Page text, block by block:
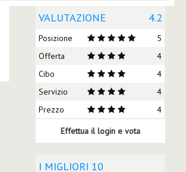
VALUTAZIONE 4.2
Posizione
5
Offerta
4
Cibo
4
Servizio
4
Prezzo
4
Effettua il login e vota
I MIGLIORI 10